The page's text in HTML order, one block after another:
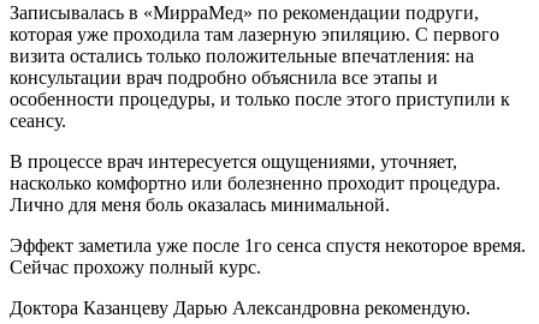
Записывалась в «МирраМед» по рекомендации подруги,
которая уже проходила там лазерную эпиляцию. С первого
визита остались только положительные впечатления: на
консультации врач подробно объяснила все этапы и
особенности процедуры, и только после этого приступили к
сеансу.
В процессе врач интересуется ощущениями, уточняет,
насколько комфортно или болезненно проходит процедура.
Лично для меня боль оказалась минимальной.
Эффект заметила уже после 1го сенса спустя некоторое время.
Сейчас прохожу полный курс.
Доктора Казанцеву Дарью Александровна рекомендую.